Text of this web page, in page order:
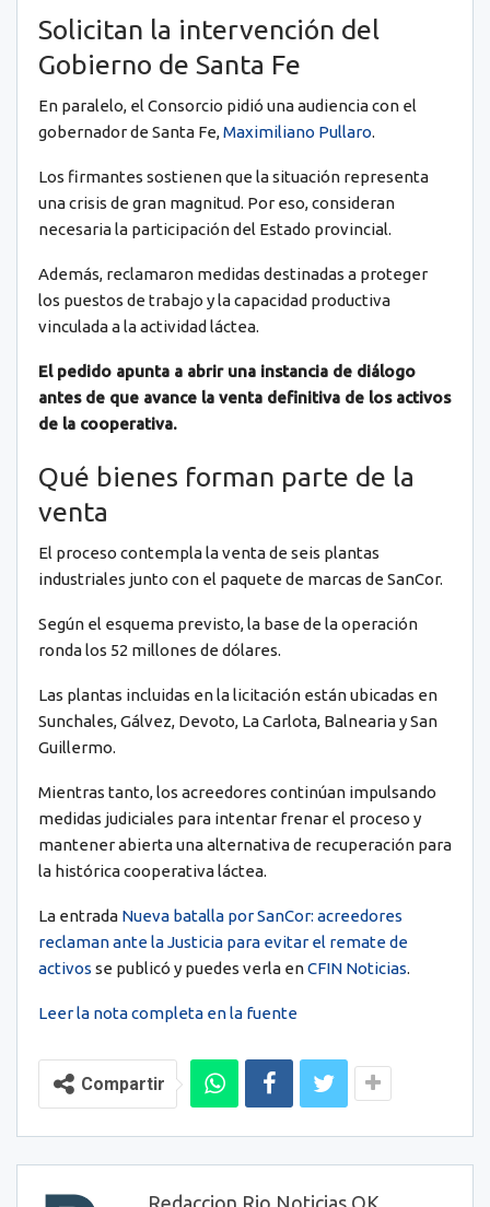
Solicitan la intervención del
Gobierno de Santa Fe
En paralelo, el Consorcio pidió una audiencia con el
gobernador de Santa Fe,Maximiliano Pullaro.
Los firmantes sostienen que la situación representa
una crisis de gran magnitud. Por eso, consideran
necesaria la participación del Estado provincial.
Además, reclamaron medidas destinadas a proteger
los puestos de trabajo y la capacidad productiva
vinculada a la actividad láctea.
El pedido apunta a abrir una instancia de diálogo
antes de que avance la venta definitiva de los activos
de la cooperativa.
Qué bienes forman parte de la
venta
El proceso contempla la venta de seis plantas
industriales junto con el paquete de marcas de SanCor.
Según el esquema previsto, la base de la operación
ronda los 52 millones de dólares.
Las plantas incluidas en la licitación están ubicadas en
Sunchales, Gálvez, Devoto, La Carlota, Balnearia y San
Guillermo.
Mientras tanto, los acreedores continúan impulsando
medidas judiciales para intentar frenar el proceso y
mantener abierta una alternativa de recuperación para
la histórica cooperativa láctea.
La entrada Nueva batalla por SanCor: acreedores
reclaman ante la Justicia para evitar el remate de
activos se publicó y puedes verla enCFIN Noticias.
Leer la nota completa en la fuente
Compartir